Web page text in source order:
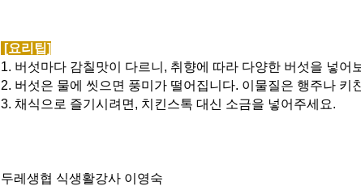
[요리팁]
1. 버섯마다 감칠맛이 다르니, 취향에 따라 다양한 버섯을 넣어
2. 버섯은 물에 씻으면 풍미가 떨어집니다. 이물질은 행주나 키
3. 채식으로 즐기시려면, 치킨스톡 대신 소금을 넣어주세요.
두레생협 식생활강사 이영숙